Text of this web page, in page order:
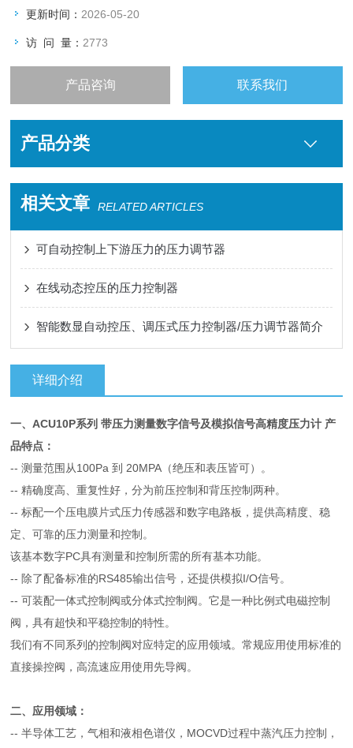
更新时间： 2026-05-20
访 问 量： 2773
产品咨询 联系我们
产品分类
相关文章 RELATED ARTICLES
可自动控制上下游压力的压力调节器
在线动态控压的压力控制器
智能数显自动控压、调压式压力控制器/压力调节器简介
详细介绍
一、ACU10P系列带压力测量数字信号及模拟信号高精度压力计 产
品特点：
-- 测量范围从100Pa 到 20MPA（绝压和表压皆可）。
--精确度高、重复性好，分为前压控制和背压控制两种。
--标配一个压电膜片式压力传感器和数字电路板，提供高精度、稳
定、可靠的压力测量和控制。
该基本数字PC具有测量和控制所需的所有基本功能。
-- 除了配备标准的RS485输出信号，还提供模拟I/O信号。
--可装配一体式控制阀或分体式控制阀。它是一种比例式电磁控制
阀，具有超快和平稳控制的特性。
我们有不同系列的控制阀对应特定的应用领域。常规应用使用标准的
直接操控阀，高流速应用使用先导阀。
二、应用领域：
--半导体工艺，气相和液相色谱仪，MOCVD过程中蒸汽压力控制，